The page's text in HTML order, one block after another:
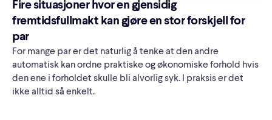
Fire situasjoner hvor en gjensidig
fremtidsfullmakt kan gjøre en stor forskjell for
par
For mange par er det naturlig å tenke at den andre
automatisk kan ordne praktiske og økonomiske forhold hvis
den ene i forholdet skulle bli alvorlig syk. I praksis er det
ikke alltid så enkelt.